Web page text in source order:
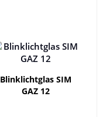
Blinklichtglas SIM
GAZ 12